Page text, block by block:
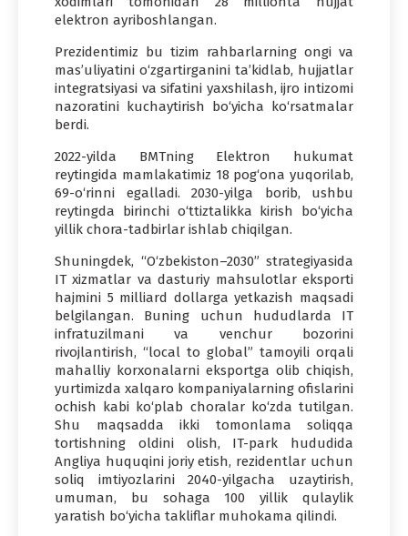
elektron ayriboshlangan.
Prezidentimiz bu tizim rahbarlarning ongi va
mas’uliyatini o‘zgartirganini ta’kidlab, hujjatlar
integratsiyasi va sifatini yaxshilash, ijro intizomi
nazoratini kuchaytirish bo‘yicha ko‘rsatmalar
berdi.
2022-yilda BMTning Elektron hukumat
reytingida mamlakatimiz 18 pog‘ona yuqorilab,
69-o‘rinni egalladi. 2030-yilga borib, ushbu
reytingda birinchi o‘ttiztalikka kirish bo‘yicha
yillik chora-tadbirlar ishlab chiqilgan.
Shuningdek, “O‘zbekiston–2030” strategiyasida
IT xizmatlar va dasturiy mahsulotlar eksporti
hajmini 5 milliard dollarga yetkazish maqsadi
belgilangan. Buning uchun hududlarda IT
infratuzilmani va venchur bozorini
rivojlantirish, “local to global” tamoyili orqali
mahalliy korxonalarni eksportga olib chiqish,
yurtimizda xalqaro kompaniyalarning ofislarini
ochish kabi ko‘plab choralar ko‘zda tutilgan.
Shu maqsadda ikki tomonlama soliqqa
tortishning oldini olish, IT-park hududida
Angliya huquqini joriy etish, rezidentlar uchun
soliq imtiyozlarini 2040-yilgacha uzaytirish,
umuman, bu sohaga 100 yillik qulaylik
yaratish bo‘yicha takliflar muhokama qilindi.